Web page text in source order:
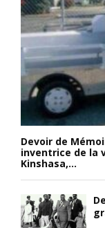
Devoir de
inventrice de la
Kinshasa,...